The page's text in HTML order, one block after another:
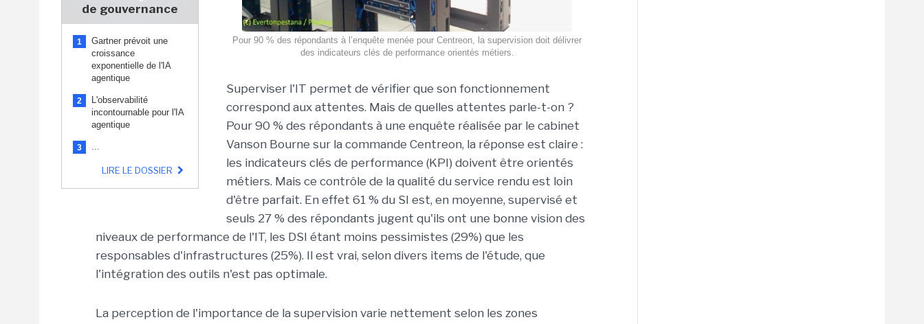
de gouvernance
1
Gartner prévoit une
croissance
exponentielle de l'IA
agentique
2
L'observabilité
incontournable pour l'IA
agentique
3 ...
LIRE LE DOSSIER
Pour 90 % des répondants à l’enquête menée pour Centreon, la supervision doit délivrer
des indicateurs clés de performance orientés métiers.
Superviser l'IT permet de vérifier que son fonctionnement
correspond aux attentes. Mais de quelles attentes parle-t-on ?
Pour 90 % des répondants à une enquête réalisée par le cabinet
Vanson Bourne sur la commande Centreon, la réponse est claire :
les indicateurs clés de performance (KPI) doivent être orientés
métiers. Mais ce contrôle de la qualité du service rendu est loin
d'être parfait. En effet 61 % du SI est, en moyenne, supervisé et
seuls 27 % des répondants jugent qu'ils ont une bonne vision des
niveaux de performance de l'IT, les DSI étant moins pessimistes (29%) que les
responsables d'infrastructures (25%). Il est vrai, selon divers items de l'étude, que
l'intégration des outils n'est pas optimale.
La perception de l'importance de la supervision varie nettement selon les zones